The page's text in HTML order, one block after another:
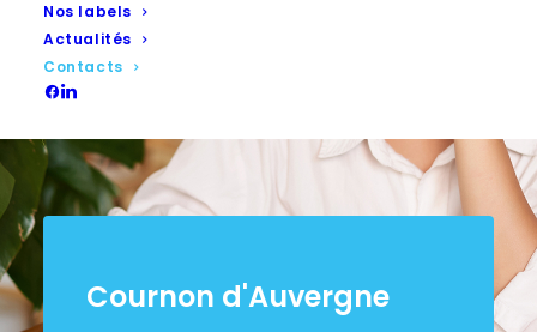
Nos labels
Actualités
Contacts
Cournon d'Auvergne